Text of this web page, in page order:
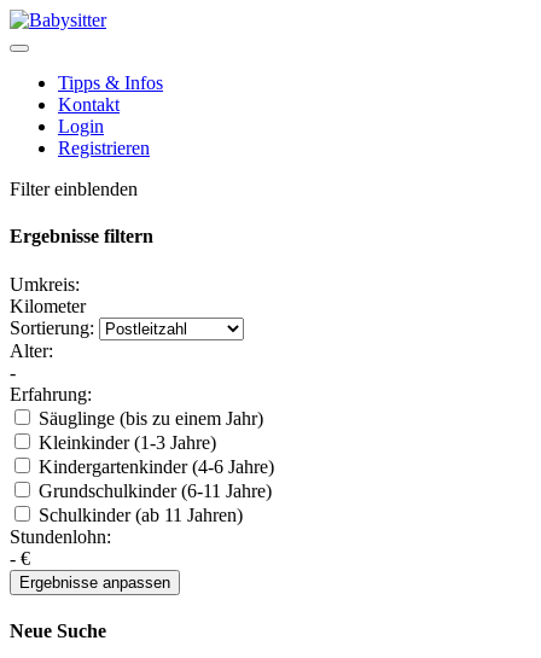
Tipps & Infos
Kontakt
Login
Registrieren
Filter einblenden
Ergebnisse filtern
Umkreis:
Kilometer
Sortierung:
Alter:
-
Erfahrung:
Säuglinge (bis zu einem Jahr)
Kleinkinder (1-3 Jahre)
Kindergartenkinder (4-6 Jahre)
Grundschulkinder (6-11 Jahre)
Schulkinder (ab 11 Jahren)
Stundenlohn:
- €
Neue Suche